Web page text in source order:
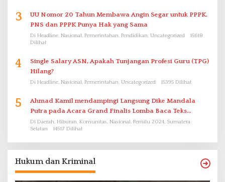
3
UU Nomor 20 Tahun Membawa Angin Segar untuk PPPK.
PNS dan PPPK Punya Hak yang Sama
Di Headline, Nasional, Pemerintahan, Pendidikan, Uncategorized
15618
Dilihat
4
Single Salary ASN, Apakah Tunjangan Profesi Guru (TPG)
Hilang?
Di Headline, Nasional, Pemerintahan, Uncategorized 15395 Dilihat
5
Ahmad Kamil mendampingi Langsung Dike Mandala
Putra pada Acara Grand Finalis Lomba Baca Teks
Proklamasi Mirip Bung Karno di Bali
Di Daerah, Hiburan, Komunitas, Nasional, Pemilu 2024, Sumatera
Selatan
14517 Dilihat
Hukum dan Kriminal